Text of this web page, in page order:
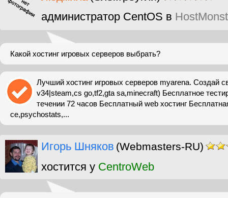
администратор CentOS в
Какой хостинг игровых серверов выбрать?
Лучший хостинг игровых серверов myarena. Создай
v34|steam,cs go,tf2,gta sa,minecraft) Бесплатное
течении 72 часов Бесплатный web хостинг
ce,psychostats,...
Игорь Шняков (Webmasters-RU)
хостится у CentroWeb